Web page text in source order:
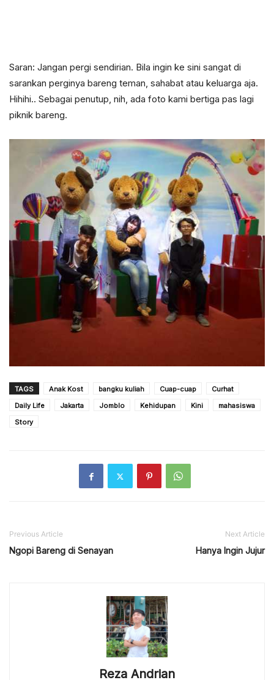
Saran: Jangan pergi sendirian. Bila ingin ke sini sangat di
sarankan perginya bareng teman, sahabat atau keluarga aja.
Hihihi.. Sebagai penutup, nih, ada foto kami bertiga pas lagi
piknik bareng.
TAGS Anak Kost bangku kuliah Cuap-cuap
Curhat
Daily Life
Jakarta Jomblo Kehidupan Kini
mahasiswa
Story
Previous Article
Ngopi Bareng di Senayan
Next Article
Hanya Ingin Jujur
Reza Andrian